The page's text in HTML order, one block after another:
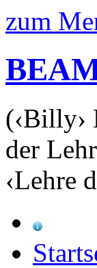
zum
(‹Billy›
der
‹Lehre